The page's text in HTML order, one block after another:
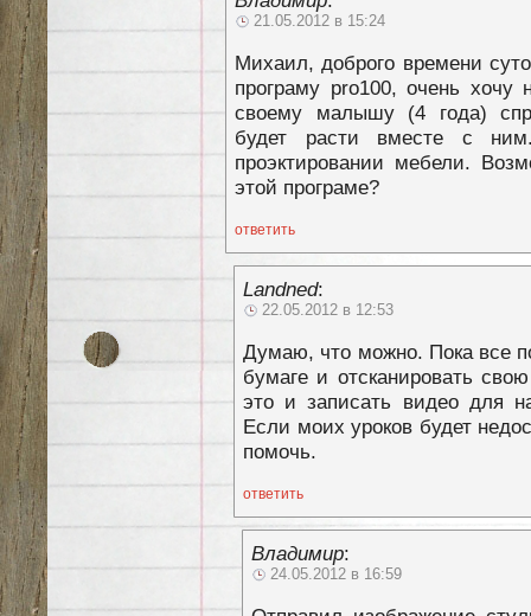
21.05.2012 в 15:24
Михаил, доброго времени
програму pro100, очень хочу
своему малышу (4 года)
будет расти вместе с
проэктировании мебели.
этой програме?
ответить
Landned:
22.05.2012 в 12:53
Думаю, что можно. Пока все
бумаге и отсканировать
это и записать видео для
Если моих уроков будет
помочь.
ответить
Владимир:
24.05.2012 в 16:59